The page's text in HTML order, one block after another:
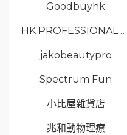
Goodbuyhk
HK PROFESSIONAL TV LIMITED
jakobeautypro
Spectrum Fun
小比屋雜貨店
兆和動物理療